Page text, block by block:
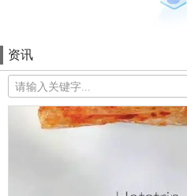
资讯
请输入关键字...